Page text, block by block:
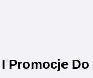
Promocje